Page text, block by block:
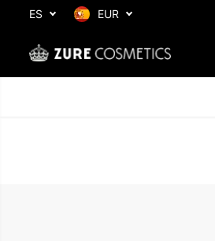
SALTAR AL
CONTENIDO
ES EUR